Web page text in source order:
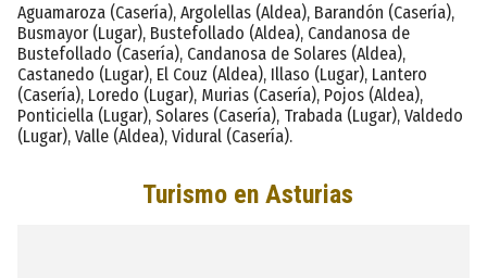
Aguamaroza (Casería), Argolellas (Aldea), Barandón (Casería),
Busmayor (Lugar), Bustefollado (Aldea), Candanosa de
Bustefollado (Casería), Candanosa de Solares (Aldea),
Castanedo (Lugar), El Couz (Aldea), Illaso (Lugar), Lantero
(Casería), Loredo (Lugar), Murias (Casería), Pojos (Aldea),
Ponticiella (Lugar), Solares (Casería), Trabada (Lugar), Valdedo
(Lugar), Valle (Aldea), Vidural (Casería).